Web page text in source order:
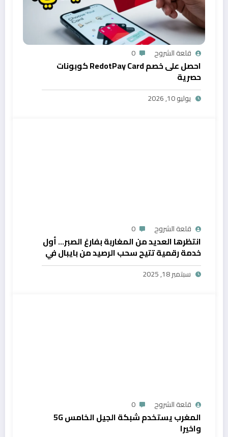
قلعة الشروح 0
احصل على خصم RedotPay Card كوبونات
حصرية
يوليو 10, 2026
قلعة الشروح 0
انتظرها العديد من المغاربة بفارغ الصبر… أول
خدمة رقمية تتيح سحب الرصيد من بايبال في
المغرب
سبتمبر 18, 2025
قلعة الشروح 0
المغرب يستخدم شبكة الجيل الخامس 5G
واخيرا